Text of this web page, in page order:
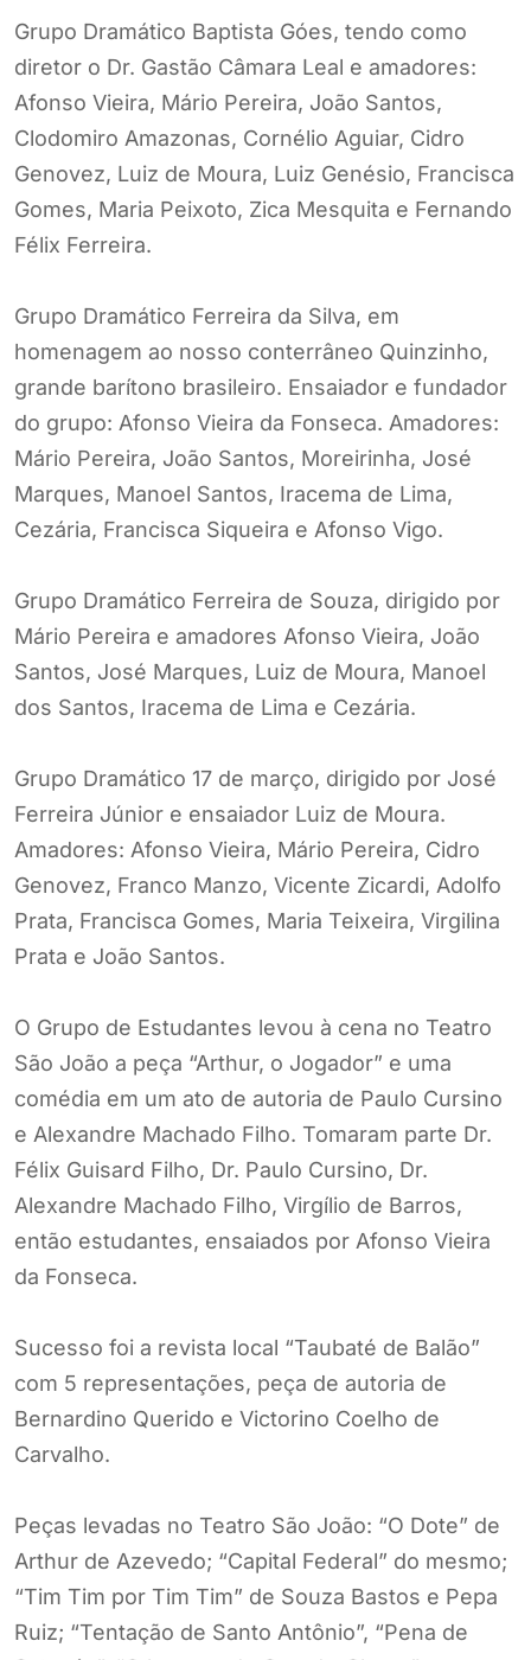
Grupo Dramático Baptista Góes, tendo como
diretor o Dr. Gastão Câmara Leal e amadores:
Afonso Vieira, Mário Pereira, João Santos,
Clodomiro Amazonas, Cornélio Aguiar, Cidro
Genovez, Luiz de Moura, Luiz Genésio, Francisca
Gomes, Maria Peixoto, Zica Mesquita e Fernando
Félix Ferreira.
Grupo Dramático Ferreira da Silva, em
homenagem ao nosso conterrâneo Quinzinho,
grande barítono brasileiro. Ensaiador e fundador
do grupo: Afonso Vieira da Fonseca. Amadores:
Mário Pereira, João Santos, Moreirinha, José
Marques, Manoel Santos, Iracema de Lima,
Cezária, Francisca Siqueira e Afonso Vigo.
Grupo Dramático Ferreira de Souza, dirigido por
Mário Pereira e amadores Afonso Vieira, João
Santos, José Marques, Luiz de Moura, Manoel
dos Santos, Iracema de Lima e Cezária.
Grupo Dramático 17 de março, dirigido por José
Ferreira Júnior e ensaiador Luiz de Moura.
Amadores: Afonso Vieira, Mário Pereira, Cidro
Genovez, Franco Manzo, Vicente Zicardi, Adolfo
Prata, Francisca Gomes, Maria Teixeira, Virgilina
Prata e João Santos.
O Grupo de Estudantes levou à cena no Teatro
São João a peça “Arthur, o Jogador” e uma
comédia em um ato de autoria de Paulo Cursino
e Alexandre Machado Filho. Tomaram parte Dr.
Félix Guisard Filho, Dr. Paulo Cursino, Dr.
Alexandre Machado Filho, Virgílio de Barros,
então estudantes, ensaiados por Afonso Vieira
da Fonseca.
Sucesso foi a revista local “Taubaté de Balão”
com 5 representações, peça de autoria de
Bernardino Querido e Victorino Coelho de
Carvalho.
Peças levadas no Teatro São João: “O Dote” de
Arthur de Azevedo; “Capital Federal” do mesmo;
“Tim Tim por Tim Tim” de Souza Bastos e Pepa
Ruiz; “Tentação de Santo Antônio”, “Pena de